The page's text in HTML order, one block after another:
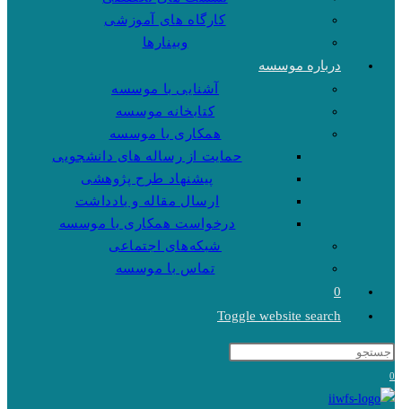
کارگاه های آموزشی
وبینارها
درباره موسسه
آشنایی با موسسه
کتابخانه موسسه
همکاری با موسسه
حمایت از رساله های دانشجویی
پیشنهاد طرح پژوهشی
ارسال مقاله و یادداشت
درخواست همکاری با موسسه
شبکه‌های اجتماعی
تماس با موسسه
0
Toggle website search
0